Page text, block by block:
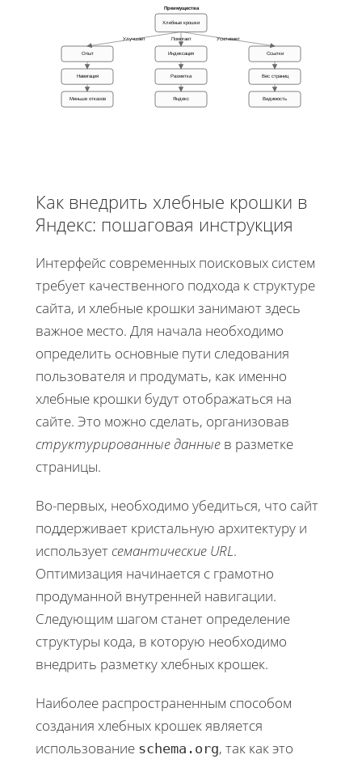
Преимущества
Хлебные крошки
Опыт
Навигация
Меньше отказов
Индексация
Разметка
Яндекс
Ссылки
Вес страниц
Видимость
Улучшает Помогает Усиливает
Как внедрить хлебные крошки в
Яндекс: пошаговая инструкция
Интерфейс современных поисковых систем
требует качественного подхода к структуре
сайта, и хлебные крошки занимают здесь
важное место. Для начала необходимо
определить основные пути следования
пользователя и продумать, как именно
хлебные крошки будут отображаться на
сайте. Это можно сделать, организовав
структурированные данные в разметке
страницы.
Во-первых, необходимо убедиться, что сайт
поддерживает кристальную архитектуру и
используетсемантические URL.
Оптимизация начинается с грамотно
продуманной внутренней навигации.
Следующим шагом станет определение
структуры кода, в которую необходимо
внедрить разметку хлебных крошек.
Наиболее распространенным способом
создания хлебных крошек является
использование schema.org, так как это